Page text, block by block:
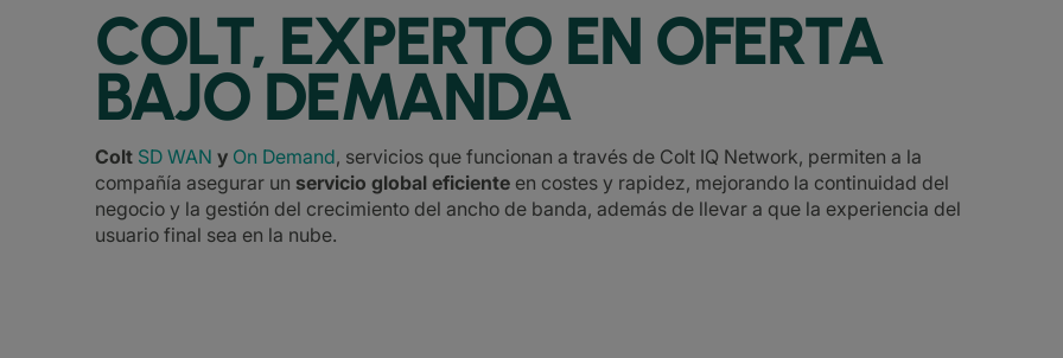
COLT, EXPERTO EN OFERTA
BAJO DEMANDA
Colt SD WAN y On Demand, servicios que funcionan a través de Colt IQ Network, permiten a la
compañía asegurar un servicio global eficiente en costes y rapidez, mejorando la continuidad del
negocio y la gestión del crecimiento del ancho de banda, además de llevar a que la experiencia del
usuario final sea en la nube.